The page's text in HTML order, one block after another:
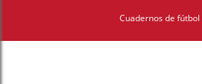
Cuadernos de fútbol